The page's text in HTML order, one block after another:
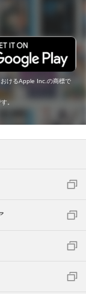
けるApple Inc.の商標で
。